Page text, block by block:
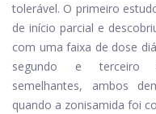
tolerável. O primeiro
de início parcial e
com uma faixa de dose
segundo e terceiro
semelhantes, ambos
quando a zonisamida foi